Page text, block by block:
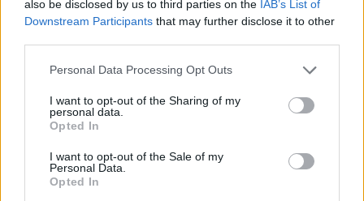
also be disclosed by us to third parties on the IAB’s List of
Downstream Participants that may further disclose it to other
Personal Data Processing Opt Outs
I want to opt-out of the Sharing of my
personal data.
Opted In
I want to opt-out of the Sale of my
Personal Data.
Opted In
Utiliser un masque ou des lunettes de protection
si nécessaire, notamment lors du nettoyage avec
des sprays ou des solvants.
Ventiler les espaces lors du ménage
Ouvrir les fenêtres et utiliser une ventilation efficace